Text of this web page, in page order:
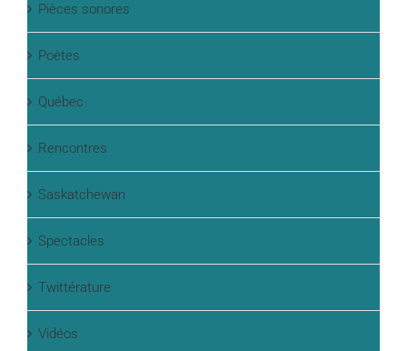
Pièces sonores
Poètes
Québec
Rencontres
Saskatchewan
Spectacles
Twittérature
Vidéos